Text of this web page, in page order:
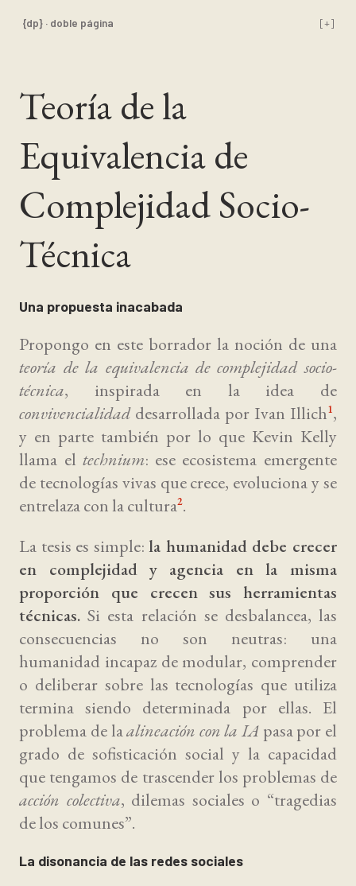
{dp} · doble página [+]
Teoría de la
Equivalencia de
Complejidad Socio-
Técnica
Una propuesta inacabada
Propongo en este borrador la noción de una
teoría de la equivalencia de complejidad socio-
técnica, inspirada en la idea de
convivencialidaddesarrollada por Ivan Illich1,
y en parte también por lo que Kevin Kelly
llama el technium: ese ecosistema emergente
de tecnologías vivas que crece, evoluciona y se
entrelaza con la cultura2.
La tesis es simple:la humanidad debe crecer
en complejidad y agencia en la misma
proporción que crecen sus herramientas
técnicas. Si esta relación se desbalancea, las
consecuencias no son neutras: una
humanidad incapaz de modular, comprender
o deliberar sobre las tecnologías que utiliza
termina siendo determinada por ellas. El
problema de laalineación con la IApasa por el
grado de sofisticación social y la capacidad
que tengamos de trascender los problemas de
acción colectiva, dilemas sociales o “tragedias
de los comunes”.
La disonancia de las redes sociales